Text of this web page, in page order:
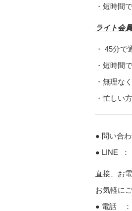
・短時間
ライト会
・ 45分
・短時間
・無理な
・忙しい
● 問い合わ
● LINE ：
直接、お
お気軽に
● 電話